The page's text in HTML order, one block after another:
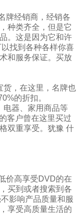
牌经销商，经销各
种类齐全，但是它
。这是因为它和许
找到各种各样你喜
和服务保证。买放
货，在这里，名牌也
的折扣。
电器、家用商品等
客户曾在这里买过
双重享受。犹豫 什
价高享受DVD的在
买到或者搜索到各
影响产品质量和服
享受高质量生活的